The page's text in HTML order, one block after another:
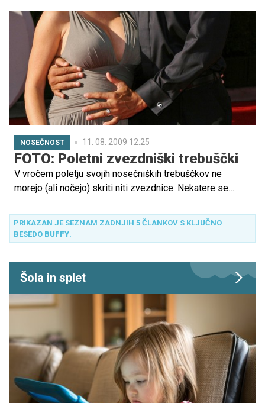
NOSEČNOST 11. 08. 2009 12.25
FOTO: Poletni zvezdniški trebuščki
V vročem poletju svojih nosečniških trebuščkov ne
morejo (ali nočejo) skriti niti zvezdnice. Nekatere se
PRIKAZAN JE SEZNAM ZADNJIH 5 ČLANKOV S KLJUČNO
BESEDO BUFFY.
Šola in splet